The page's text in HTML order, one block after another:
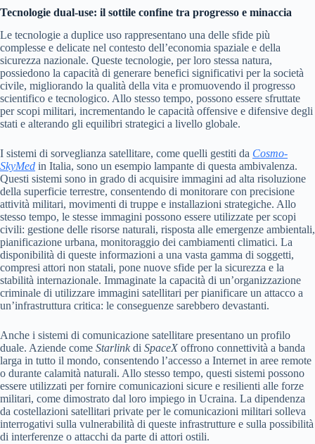
Tecnologie dual-use: il sottile confine tra progresso e minaccia
Le tecnologie a duplice uso rappresentano una delle sfide più
complesse e delicate nel contesto dell’economia spaziale e della
sicurezza nazionale. Queste tecnologie, per loro stessa natura,
possiedono la capacità di generare benefici significativi per la società
civile, migliorando la qualità della vita e promuovendo il progresso
scientifico e tecnologico. Allo stesso tempo, possono essere sfruttate
per scopi militari, incrementando le capacità offensive e difensive degli
stati e alterando gli equilibri strategici a livello globale.
I sistemi di sorveglianza satellitare, come quelli gestiti da Cosmo-
SkyMed in Italia, sono un esempio lampante di questa ambivalenza.
Questi sistemi sono in grado di acquisire immagini ad alta risoluzione
della superficie terrestre, consentendo di monitorare con precisione
attività militari, movimenti di truppe e installazioni strategiche. Allo
stesso tempo, le stesse immagini possono essere utilizzate per scopi
civili: gestione delle risorse naturali, risposta alle emergenze ambientali,
pianificazione urbana, monitoraggio dei cambiamenti climatici. La
disponibilità di queste informazioni a una vasta gamma di soggetti,
compresi attori non statali, pone nuove sfide per la sicurezza e la
stabilità internazionale. Immaginate la capacità di un’organizzazione
criminale di utilizzare immagini satellitari per pianificare un attacco a
un’infrastruttura critica: le conseguenze sarebbero devastanti.
Anche i sistemi di comunicazione satellitare presentano un profilo
duale. Aziende come Starlink di SpaceX offrono connettività a banda
larga in tutto il mondo, consentendo l’accesso a Internet in aree remote
o durante calamità naturali. Allo stesso tempo, questi sistemi possono
essere utilizzati per fornire comunicazioni sicure e resilienti alle forze
militari, come dimostrato dal loro impiego in Ucraina. La dipendenza
da costellazioni satellitari private per le comunicazioni militari solleva
interrogativi sulla vulnerabilità di queste infrastrutture e sulla possibilità
di interferenze o attacchi da parte di attori ostili.